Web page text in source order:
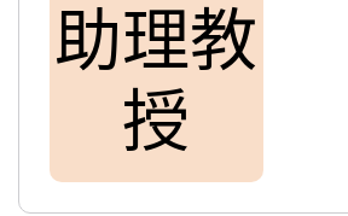
助理教
授